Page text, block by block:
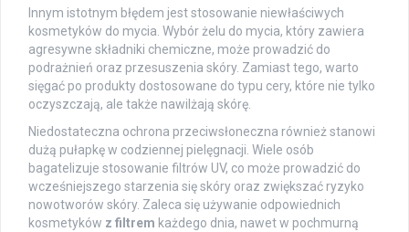
Innym istotnym błędem jest stosowanie niewłaściwych
kosmetyków do mycia. Wybór żelu do mycia, który zawiera
agresywne składniki chemiczne, może prowadzić do
podrażnień oraz przesuszenia skóry. Zamiast tego, warto
sięgać po produkty dostosowane do typu cery, które nie tylko
oczyszczają, ale także nawilżają skórę.
Niedostateczna ochrona przeciwsłoneczna również stanowi
dużą pułapkę w codziennej pielęgnacji. Wiele osób
bagatelizuje stosowanie filtrów UV, co może prowadzić do
wcześniejszego starzenia się skóry oraz zwiększać ryzyko
nowotworów skóry. Zaleca się używanie odpowiednich
kosmetyków z filtrem każdego dnia, nawet w pochmurną